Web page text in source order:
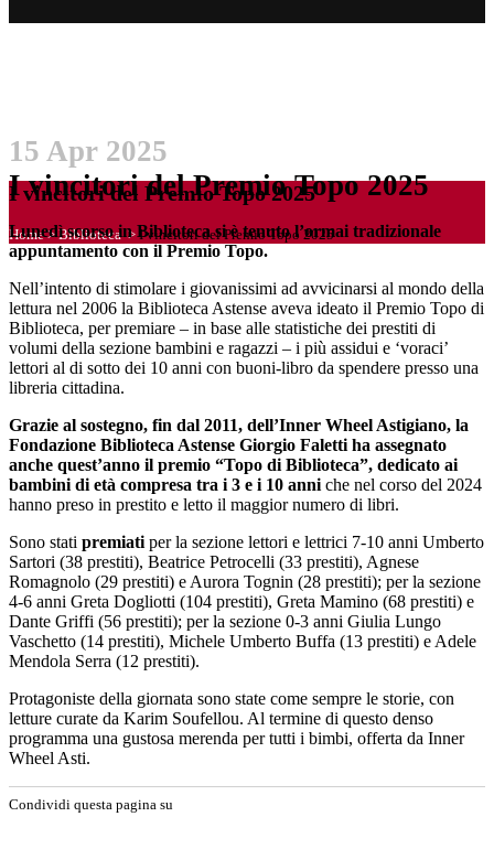
I vincitori del Premio Topo 2025
Home>Biblioteca >I vincitori del Premio Topo 2025
15 Apr 2025
I vincitori del Premio Topo 2025
Lunedì scorso in Biblioteca si è tenuto l’ormai tradizionale
appuntamento con il Premio Topo.
Nell’intento di stimolare i giovanissimi ad avvicinarsi al mondo della
lettura nel 2006 la Biblioteca Astense aveva ideato il Premio Topo di
Biblioteca, per premiare – in base alle statistiche dei prestiti di
volumi della sezione bambini e ragazzi – i più assidui e ‘voraci’
lettori al di sotto dei 10 anni con buoni-libro da spendere presso una
libreria cittadina.
Grazie al sostegno, fin dal 2011, dell’Inner Wheel Astigiano, la
Fondazione Biblioteca Astense Giorgio Faletti ha assegnato
anche quest’anno il premio “Topo di Biblioteca”, dedicato ai
bambini di età compresa tra i 3 e i 10 anni che nel corso del 2024
hanno preso in prestito e letto il maggior numero di libri.
Sono stati premiati per la sezione lettori e lettrici 7-10 anni Umberto
Sartori (38 prestiti), Beatrice Petrocelli (33 prestiti), Agnese
Romagnolo (29 prestiti) e Aurora Tognin (28 prestiti); per la sezione
4-6 anni Greta Dogliotti (104 prestiti), Greta Mamino (68 prestiti) e
Dante Griffi (56 prestiti); per la sezione 0-3 anni Giulia Lungo
Vaschetto (14 prestiti), Michele Umberto Buffa (13 prestiti) e Adele
Mendola Serra (12 prestiti).
Protagoniste della giornata sono state come sempre le storie, con
letture curate da Karim Soufellou. Al termine di questo denso
programma una gustosa merenda per tutti i bimbi, offerta da Inner
Wheel Asti.
Condividi questa pagina su